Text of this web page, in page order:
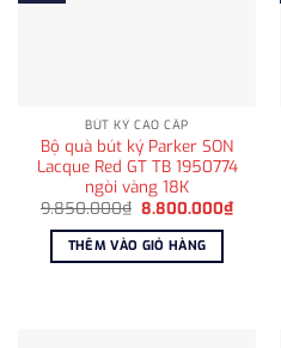
BÚT KÝ CAO CẤP
Bộ quà bút ký Parker SON
Lacque Red GT TB 1950774
ngòi vàng 18K
9.850.000₫ Giá
là:
9.850.000₫.
8.800.000₫Giá
THÊM VÀO GIỎ HÀNG